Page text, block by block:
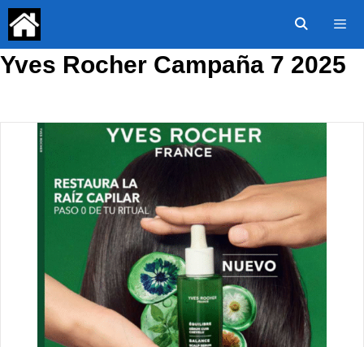
Saltar
contenido
Menú
Yves Rocher Campaña 7 2025